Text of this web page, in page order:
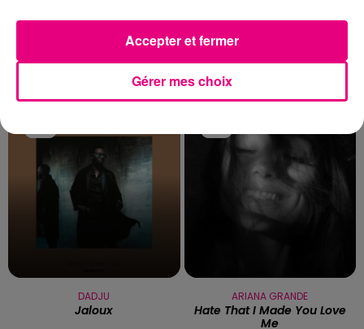
par Météo France ce vendredi 24 juillet aux feux
de forêt.
TITRES DIFFUSÉS
DADJU
Jaloux
ARIANA GRANDE
Hate That I Made You Love
Me
Gérer mes choix
Accepter et fermer